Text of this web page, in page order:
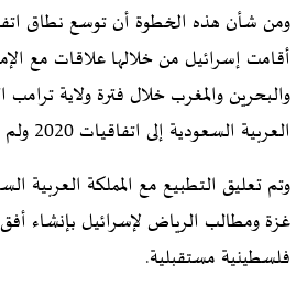
ومن شأن هذه الخطوة أن توسع نطاق
أقامت إسرائيل من خلالها علاقات مع
والبحرين والمغرب خلال فترة ولاية ترامب
العربية السعودية إلى اتفاقيات 2020 ولم تعترف بإسرائيل قط.
وتم تعليق التطبيع مع المملكة العربية
غزة ومطالب الرياض لإسرائيل بإنشاء
فلسطينية مستقبلية.